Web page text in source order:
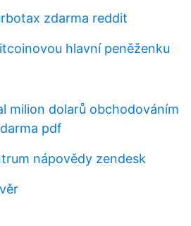
zdarma reddit
hlavní peněženku
milion dolarů obchodováním
pdf
nápovědy zendesk